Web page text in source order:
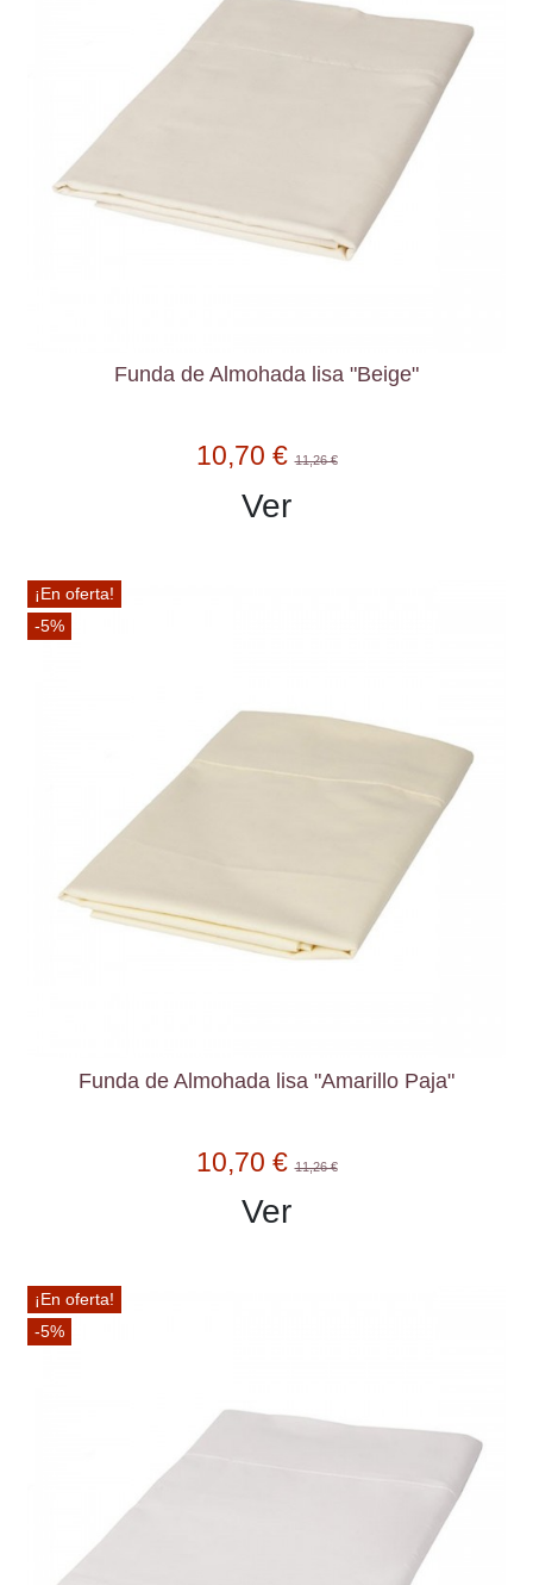
Funda de Almohada lisa "Beige"
10,70 €11,26 €
Ver
¡En oferta!
-5%
Funda de Almohada lisa "Amarillo Paja"
10,70 €11,26 €
Ver
¡En oferta!
-5%